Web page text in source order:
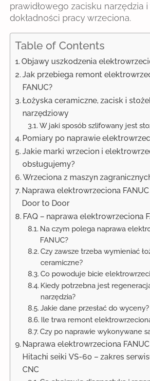
prawidłowego zacisku narzędzia
dokładności pracy wrzeciona.
Table of Contents
Objawy uszkodzenia
Jak przebiega remont
FANUC?
Łożyska ceramiczne, zacisk i
narzędziowy
W jaki sposób szlifowany jest
Pomiary po naprawie
Jakie marki wrzecion i
obsługujemy?
Wrzeciona z maszyn
Naprawa elektrowrzeciona
Door to Door
FAQ – naprawa elektrowrzeciona
Na czym polega naprawa
FANUC?
Czy zawsze trzeba wymieniać
ceramiczne?
Co powoduje bicie
Kiedy potrzebna jest
narzędzia?
Jakie dane przesłać do wyceny?
Ile trwa remont
Czy po naprawie wykonywane
Naprawa elektrowrzeciona
Hitachi seiki VS-60 – zakres
CNC